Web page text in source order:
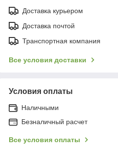
Доставка курьером
Доставка почтой
Транспортная компания
Все условия доставки
Условия оплаты
Наличными
Безналичный расчет
Все условия оплаты